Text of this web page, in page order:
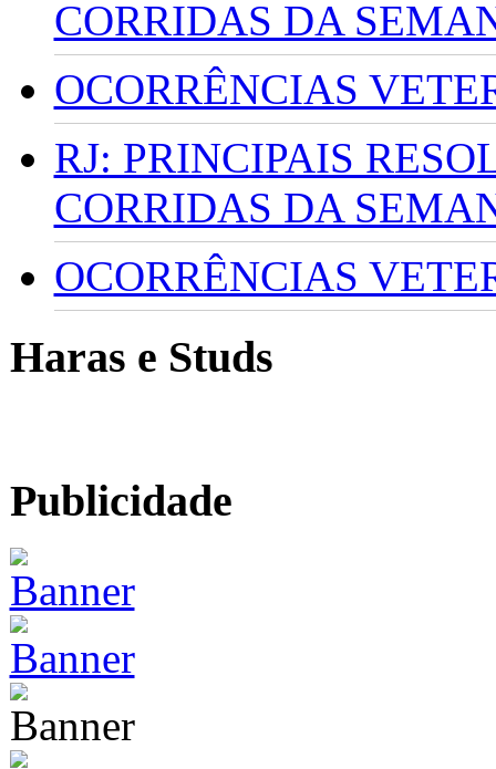
CORRIDAS DA
OCORRÊNCIAS
RJ: PRINCIPAIS
CORRIDAS DA
OCORRÊNCIAS
Haras e Studs
Publicidade